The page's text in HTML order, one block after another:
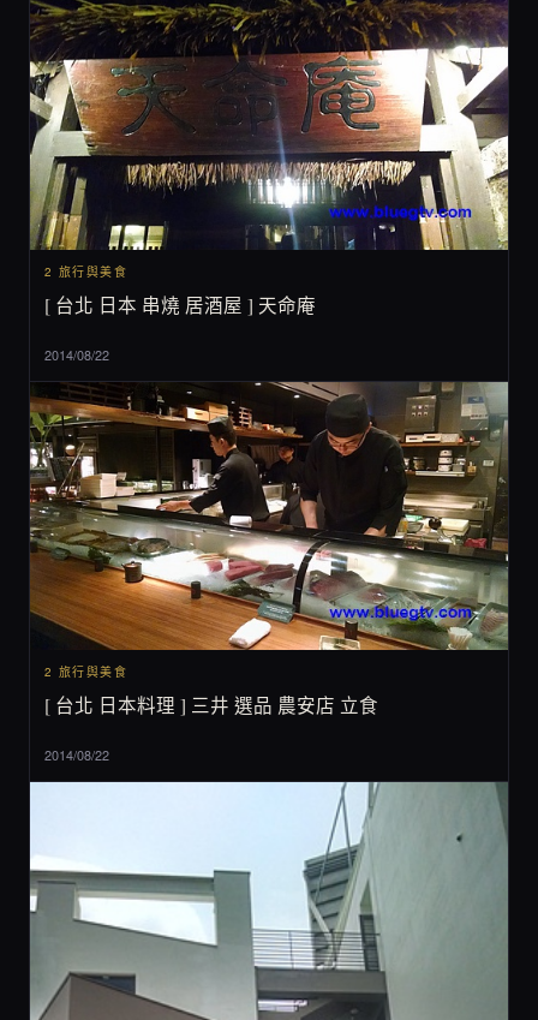
2 旅行與美食
[ 台北 日本 串燒 居酒屋 ] 天命庵
2014/08/22
2 旅行與美食
[ 台北 日本料理 ] 三井 選品 農安店 立食
2014/08/22